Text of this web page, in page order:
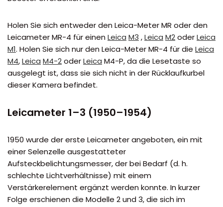
Holen Sie sich entweder den Leica-Meter MR oder den
Leicameter MR-4 für einen Leica M3 ,Leica M2oderLeica
M1. Holen Sie sich nur den Leica-Meter MR-4 für die Leica
M4,Leica M4-2oderLeica M4-P, da die Lesetaste so
ausgelegt ist, dass sie sich nicht in der Rücklaufkurbel
dieser Kamera befindet.
Leicameter 1–3 (1950–1954)
1950 wurde der erste Leicameter angeboten, ein mit
einer Selenzelle ausgestatteter
Aufsteckbelichtungsmesser, der bei Bedarf (d. h.
schlechte Lichtverhältnisse) mit einem
Verstärkerelement ergänzt werden konnte. In kurzer
Folge erschienen die Modelle 2 und 3, die sich im